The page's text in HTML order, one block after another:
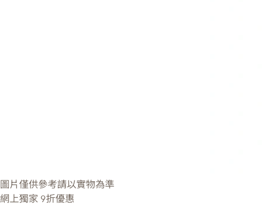
圖片僅供參考請以實物為準
網上獨家 9折優惠